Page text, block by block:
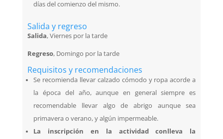
días del comienzo del mismo.
Salida y regreso
Salida,Viernes por la tarde
Regreso, Domingo por la tarde
Requisitos y recomendaciones
Se recomienda llevar calzado cómodo y ropa acorde a
la época del año, aunque en general siempre es
recomendable llevar algo de abrigo aunque sea
primavera o verano, y algún impermeable.
La inscripción en la actividad conlleva la